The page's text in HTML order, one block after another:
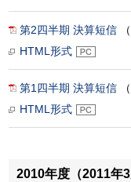
第2四半期 決算短信
HTML形式
第1四半期 決算短信
HTML形式
2010年度（2011年3